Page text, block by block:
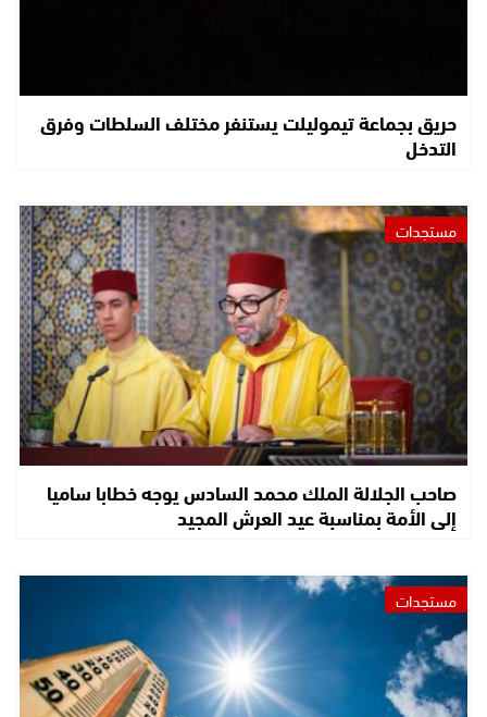
حريق بجماعة تيموليلت يستنفر مختلف السلطات وفرق
التدخل
مستجدات
صاحب الجلالة الملك محمد السادس يوجه خطابا ساميا
إلى الأمة بمناسبة عيد العرش المجيد
مستجدات